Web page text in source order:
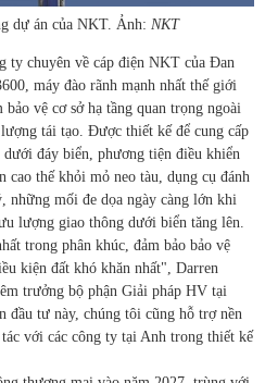
dự án của NKT. Ảnh: NKT
ty chuyên về cáp điện NKT của Đan
máy đào rãnh mạnh nhất thế giới
vệ cơ sở hạ tầng quan trọng ngoài
tái tạo. Được thiết kế để cung cấp
đáy biển, phương tiện điều khiển
cao thế khỏi mỏ neo tàu, dụng cụ đánh
những mối đe dọa ngày càng lớn khi
lượng giao thông dưới biển tăng lên.
trong phân khúc, đảm bảo bảo vệ
kiện đất khó khăn nhất", Darren
trưởng bộ phận Giải pháp HV tại
tư này, chúng tôi cũng hỗ trợ nền
với các công ty tại Anh trong thiết kế